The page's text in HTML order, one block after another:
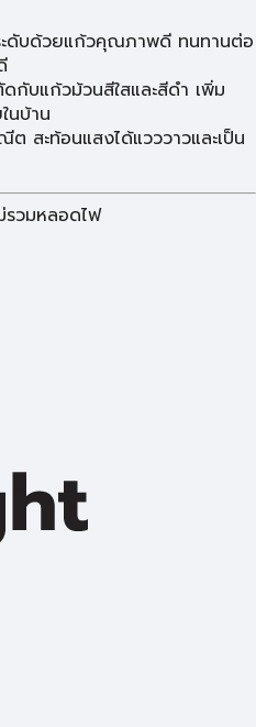
ะดับด้วยแก้วคุณภาพดี ทนทานต่อ
บแก้วม้วนสีใสและสีดำ เพิ่ม
นบ้าน
ต สะท้อนแสงได้แวววาวและเป็น
รวมหลอดไฟ